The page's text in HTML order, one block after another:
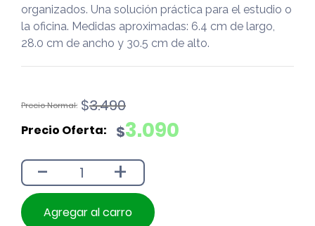
organizados. Una solución práctica para el estudio o
la oficina. Medidas aproximadas: 6.4 cm de largo,
28.0 cm de ancho y 30.5 cm de alto.
$3.490
El
original
$3.490.
$3.090
El
actual
$3.090.
- +
Agregar al carro